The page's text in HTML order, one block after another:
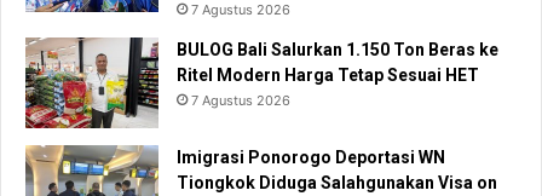
7 Agustus 2026
BULOG Bali Salurkan 1.150 Ton Beras ke
Ritel Modern Harga Tetap Sesuai HET
7 Agustus 2026
Imigrasi Ponorogo Deportasi WN
Tiongkok Diduga Salahgunakan Visa on